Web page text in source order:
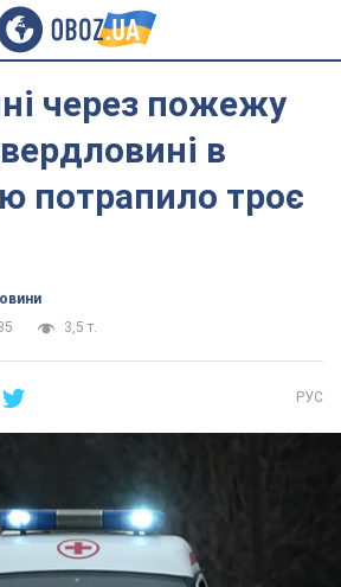
через пожежу
в
потрапило троє
3,5 т.
РУС